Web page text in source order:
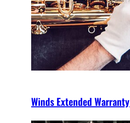
Winds Extended Warranty